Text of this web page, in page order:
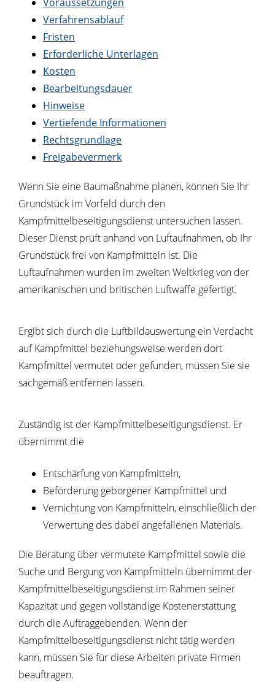
Verfahrensablauf
Fristen
Erforderliche Unterlagen
Kosten
Bearbeitungsdauer
Hinweise
Vertiefende Informationen
Rechtsgrundlage
Freigabevermerk
Wenn Sie eine Baumaßnahme planen, können Sie Ihr
Grundstück im Vorfeld durch den
Kampfmittelbeseitigungsdienst untersuchen lassen.
Dieser Dienst prüft anhand von Luftaufnahmen, ob Ihr
Grundstück frei von Kampfmitteln ist. Die
Luftaufnahmen wurden im zweiten Weltkriegvon der
amerikanischen und britischen Luftwaffe gefertigt.
Ergibt sich durch die Luftbildauswertung ein Verdacht
auf Kampfmittel beziehungsweise werden dort
Kampfmittel vermutet oder gefunden, müssen Sie sie
sachgemäß entfernen lassen.
Zuständig ist der Kampfmittelbeseitigungsdienst. Er
übernimmt die
Entschärfung von Kampfmitteln,
Beförderung geborgener Kampfmittel und
Vernichtung von Kampfmitteln, einschließlich der
Verwertung des dabei angefallenen Materials.
Die Beratung über vermutete Kampfmittel sowie die
Suche und Bergung von Kampfmitteln übernimmt der
Kampfmittelbeseitigungsdienst im Rahmen seiner
Kapazität und gegen vollständige Kostenerstattung
durch die Auftraggebenden. Wenn der
Kampfmittelbeseitigungsdienst nicht tätig werden
kann, müssen Sie für diese Arbeiten private Firmen
beauftragen.